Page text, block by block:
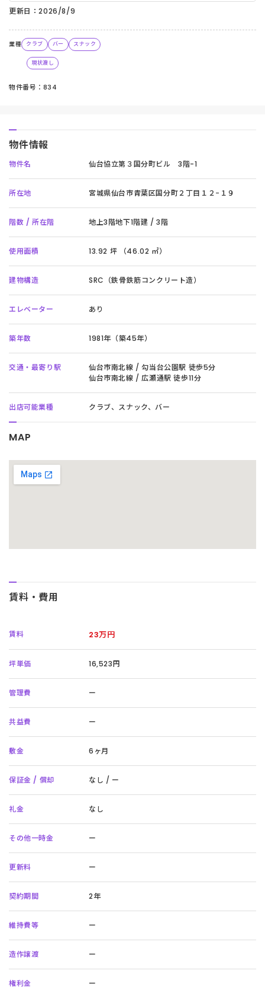
更新日：2026/8/9
業種 クラブ バー スナック
現状渡し
物件番号：834
物件情報
物件名 仙台協立第３国分町ビル 3階-1
所在地 宮城県仙台市青葉区国分町２丁目１２−１９
階数 / 所在階 地上3階地下1階建 / 3階
使用面積 13.92 坪 （46.02 ㎡）
建物構造 SRC（鉄骨鉄筋コンクリート造）
エレベーター あり
築年数 1981年（築45年）
交通・最寄り駅
仙台市南北線 / 勾当台公園駅 徒歩5分
仙台市南北線 / 広瀬通駅 徒歩11分
出店可能業種 クラブ、スナック、バー
MAP
賃料・費用
賃料 23万円
坪単価 16,523円
管理費 ー
共益費 ー
敷金 6ヶ月
保証金 / 償却 なし / ー
礼金 なし
その他一時金 ー
更新料 ー
契約期間 2年
維持費等 ー
造作譲渡 ー
権利金 ー